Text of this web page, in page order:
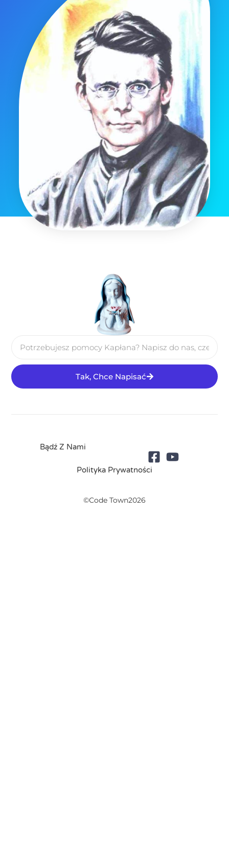
Tak, Chce Napisać
Bądź Z Nami
Polityka Prywatności
©Code Town2026